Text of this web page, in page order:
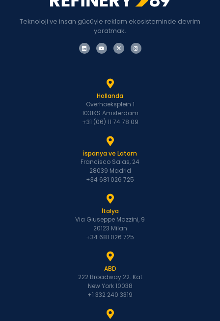
Teknoloji ve insan gücüyle reklam ekosisteminde devrim
yaratmak.
Hollanda
Overhoeksplein 1
1031KS Amsterdam
+31 (06) 11 74 78 09
İspanya ve Latam
Francisco Salas, 24
28039 Madrid
+34 681 026 725
İtalya
Via Giuseppe Mazzini, 9
20123 Milan
+34 681 026 725
ABD
222 Broadway 22. Kat
New York 10038
+1 332 240 3319